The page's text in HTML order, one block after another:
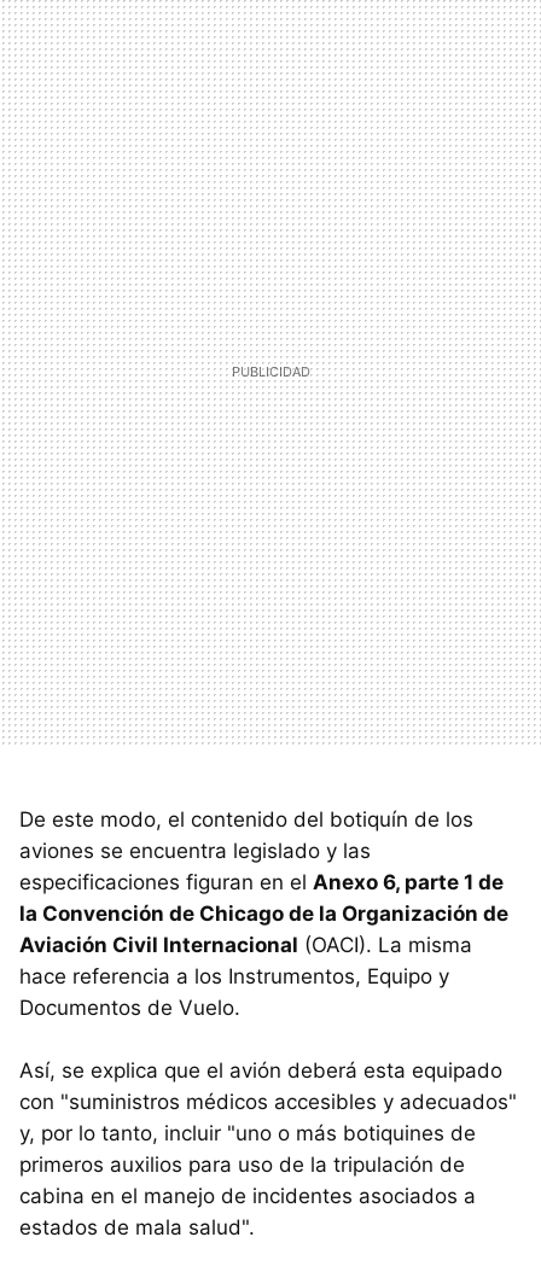
De este modo, el contenido del botiquín de los
aviones se encuentra legislado y las
especificaciones figuran en el Anexo 6, parte 1 de
la Convención de Chicago de la Organización de
Aviación Civil Internacional (OACI). La misma
hace referencia a los Instrumentos, Equipo y
Documentos de Vuelo.
Así, se explica que el avión deberá esta equipado
con "suministros médicos accesibles y adecuados"
y, por lo tanto, incluir "uno o más botiquines de
primeros auxilios para uso de la tripulación de
cabina en el manejo de incidentes asociados a
estados de mala salud".